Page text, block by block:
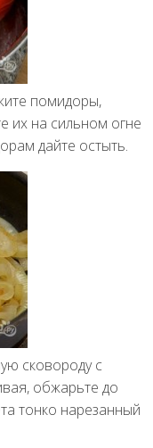
помидоры,
их на сильном огне
дайте остыть.
сковороду с
обжарьте до
тонко нарезанный